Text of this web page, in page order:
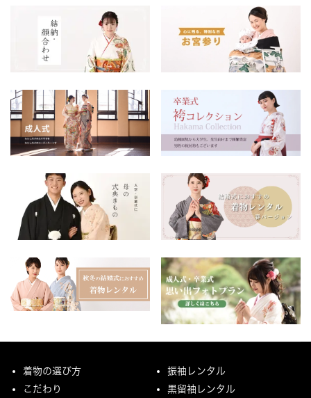
着物の選び方
こだわり
振袖レンタル
黒留袖レンタル